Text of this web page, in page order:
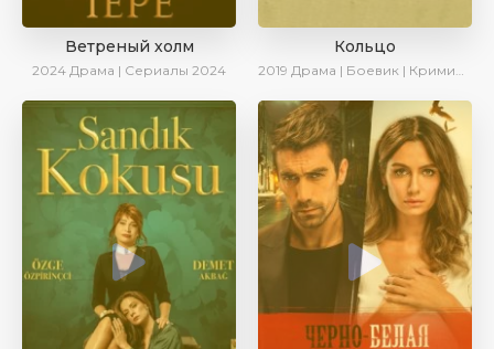
Ветреный холм
2024 Драма | Сериалы 2024
Кольцо
2019 Драма | Боевик | Криминал